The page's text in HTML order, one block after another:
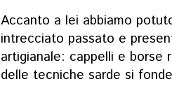
Accanto a lei abbiamo
intrecciato passato e
artigianale: cappelli e borse
delle tecniche sarde si